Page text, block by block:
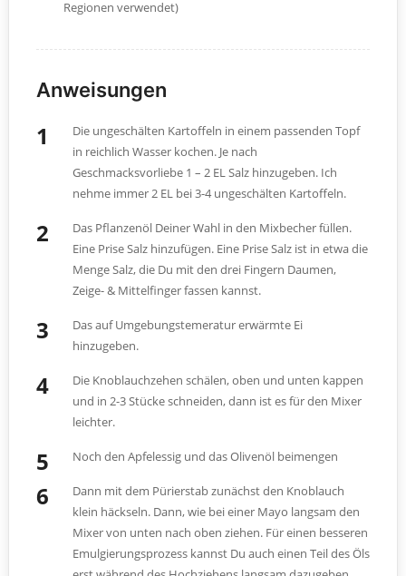
Regionen verwendet)
Anweisungen
Die ungeschälten Kartoffeln in einem passenden Topf
in reichlich Wasser kochen. Je nach
Geschmacksvorliebe 1 – 2 EL Salz hinzugeben. Ich
nehme immer 2 EL bei 3-4 ungeschälten Kartoffeln.
Das Pflanzenöl Deiner Wahl in den Mixbecher füllen.
Eine Prise Salz hinzufügen. Eine Prise Salz ist in etwa die
Menge Salz, die Du mit den drei Fingern Daumen,
Zeige- & Mittelfinger fassen kannst.
Das auf Umgebungstemeratur erwärmte Ei
hinzugeben.
Die Knoblauchzehen schälen, oben und unten kappen
und in 2-3 Stücke schneiden, dann ist es für den Mixer
leichter.
Noch den Apfelessig und das Olivenöl beimengen
Dann mit dem Pürierstab zunächst den Knoblauch
klein häckseln. Dann, wie bei einer Mayo langsam den
Mixer von unten nach oben ziehen. Für einen besseren
Emulgierungsprozess kannst Du auch einen Teil des Öls